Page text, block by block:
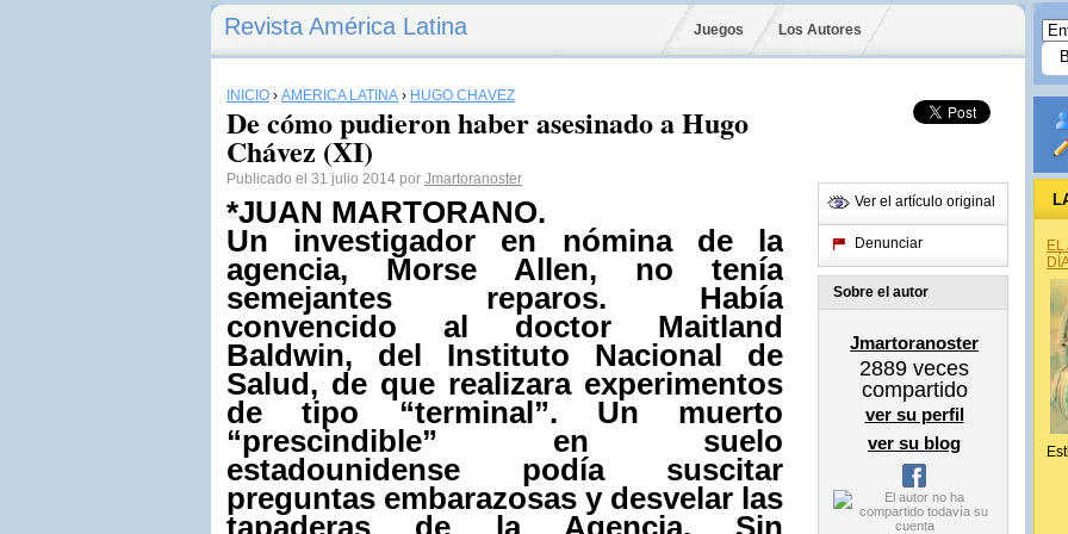
Revista América Latina Juegos Los Autores
INICIO › AMÉRICA LATINA › HUGO CHÁVEZ
De cómo pudieron haber asesinado a Hugo
Chávez (XI)
Publicado el 31 julio 2014 por Jmartoranoster
*JUAN MARTORANO.
Un investigador en nómina de la
agencia, Morse Allen, no tenía
semejantes reparos. Había
convencido al doctor Maitland
Baldwin, del Instituto Nacional de
Salud, de que realizara experimentos
de tipo “terminal”. Un muerto
“prescindible” en suelo
estadounidense podía suscitar
preguntas embarazosas y desvelar las
tapaderas de la Agencia. Sin
Ver el artículo original
Denunciar
Sobre el autor
Jmartoranoster
2889 veces
compartido
ver su perfil
ver su blog